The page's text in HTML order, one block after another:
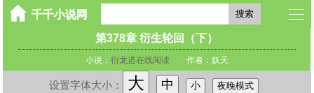
搜索
第378章 衍生轮回（下）
小说： 衍龙道在线阅读 作者：妖天
设置字体大小： 大 中 小 夜晚模式